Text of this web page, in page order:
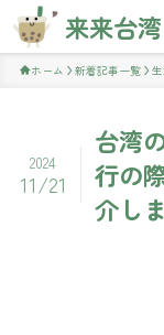
来来台湾
ホーム 新着記事一覧
台湾
行の
介し
2024
11/21